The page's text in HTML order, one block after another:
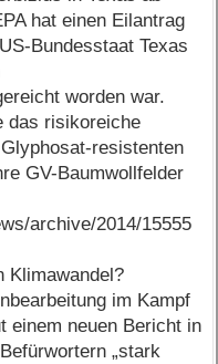
hat einen Eilantrag
Bundesstaat Texas
worden war.
das risikoreiche
resistenten
GV-Baumwollfelder
archive/2014/15555
Klimawandel?
im Kampf
einem neuen Bericht in
„stark